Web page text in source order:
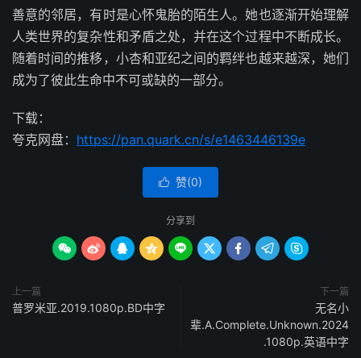
善意的邻居，有时是心怀鬼胎的陌生人。她也逐渐开始理解
人类世界的复杂性和矛盾之处，并在这个过程中不断成长。
随着时间的推移，小杏和亚纪之间的羁绊也越来越深，她们
成为了彼此生命中不可或缺的一部分。
下载：
夸克网盘： https://pan.quark.cn/s/e1463446139e
 赞(0)
分享到
        
上一篇
普罗米亚.2019.1080p.BD中字
下一篇
无名小
辈.A.Complete.Unknown.2024
.1080p.英语中字